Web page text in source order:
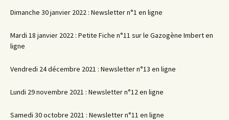
Dimanche 30 janvier 2022 : Newsletter n°1 en ligne
Mardi 18 janvier 2022 : Petite Fiche n°11 sur le Gazogène Imbert en
ligne
Vendredi 24 décembre 2021 : Newsletter n°13 en ligne
Lundi 29 novembre 2021 : Newsletter n°12 en ligne
Samedi 30 octobre 2021 : Newsletter n°11 en ligne